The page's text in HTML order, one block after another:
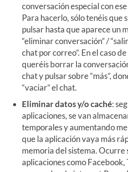
conversación especial con
Para hacerlo, sólo tenéis que
pulsar hasta que aparece un
“eliminar conversación” /
chat por correo”. En el caso
queréis borrar la
chat y pulsar sobre “más”,
“vaciar” el chat.
Eliminar datos y/o caché:
aplicaciones, se van
temporales y aumentando
que la aplicación vaya más
memoria del sistema. Ocurre
aplicaciones como Facebook,